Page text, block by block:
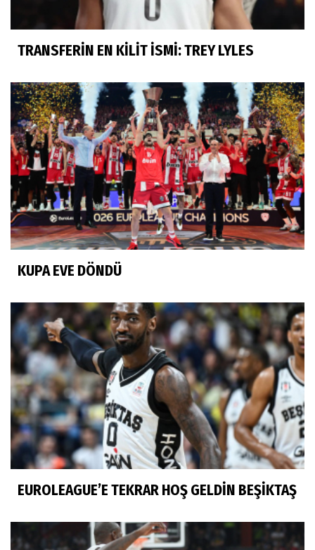
TRANSFERİN EN KİLİT İSMİ: TREY LYLES
KUPA EVE DÖNDÜ
EUROLEAGUE’E TEKRAR HOŞ GELDİN BEŞİKTAŞ